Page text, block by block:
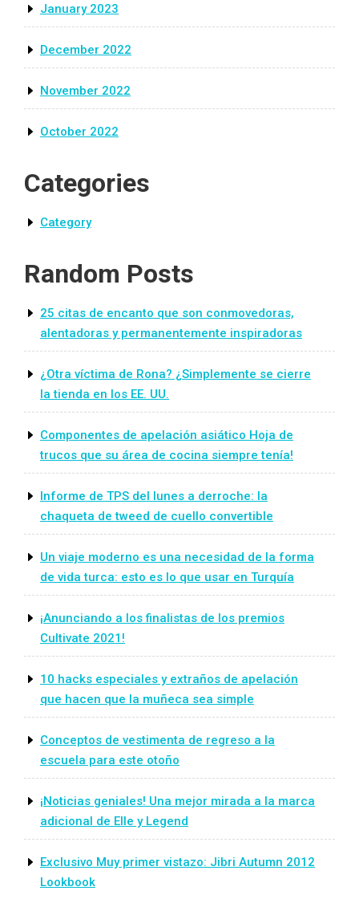
January 2023
December 2022
November 2022
October 2022
Categories
Category
Random Posts
25 citas de encanto que son conmovedoras,
alentadoras y permanentemente inspiradoras
¿Otra víctima de Rona? ¿Simplemente se cierre
la tienda en los EE. UU.
Componentes de apelación asiático Hoja de
trucos que su área de cocina siempre tenía!
Informe de TPS del lunes a derroche: la
chaqueta de tweed de cuello convertible
Un viaje moderno es una necesidad de la forma
de vida turca: esto es lo que usar en Turquía
¡Anunciando a los finalistas de los premios
Cultivate 2021!
10 hacks especiales y extraños de apelación
que hacen que la muñeca sea simple
Conceptos de vestimenta de regreso a la
escuela para este otoño
¡Noticias geniales! Una mejor mirada a la marca
adicional de Elle y Legend
Exclusivo Muy primer vistazo: Jibri Autumn 2012
Lookbook